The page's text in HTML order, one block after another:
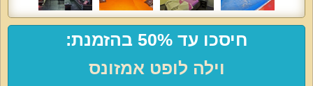
חיסכו עד 50% בהזמנת:
וילה לופט אמזונס